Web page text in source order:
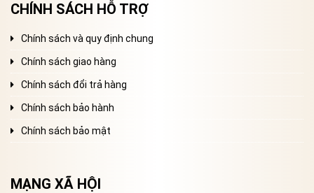
CHÍNH SÁCH HỖ TRỢ
Chính sách và quy định chung
Chính sách giao hàng
Chính sách đổi trả hàng
Chính sách bảo hành
Chính sách bảo mật
MẠNG XÃ HỘI